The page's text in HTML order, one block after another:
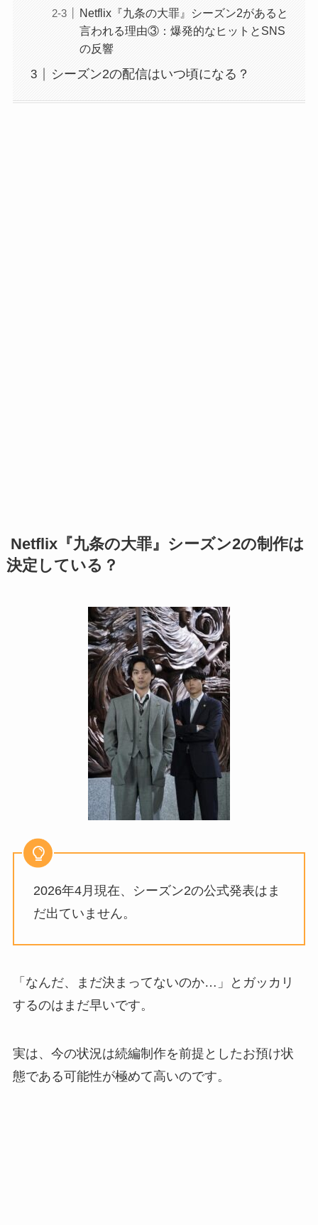
Netflix『九条の大罪』シーズン2があると
言われる理由③：爆発的なヒットとSNS
の反響
シーズン2の配信はいつ頃になる？
Netflix『九条の大罪』シーズン2の制作は
決定している？
2026年4月現在、シーズン2の公式発表はま
だ出ていません。
「なんだ、まだ決まってないのか…」とガッカリ
するのはまだ早いです。
実は、今の状況は続編制作を前提としたお預け状
態である可能性が極めて高いのです。